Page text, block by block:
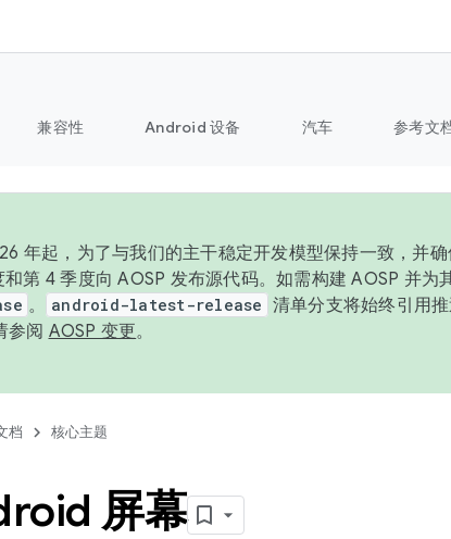
兼容性 Android 设备 汽车 参考文
年起，为了与我们的主干稳定开发模型保持一致，并
和第 4 季度向 AOSP 发布源代码。如需构建 AOSP 并为
。 android-latest-release 清单分支将始终引用
参阅 AOSP 变更。
档 核心主题
屏幕